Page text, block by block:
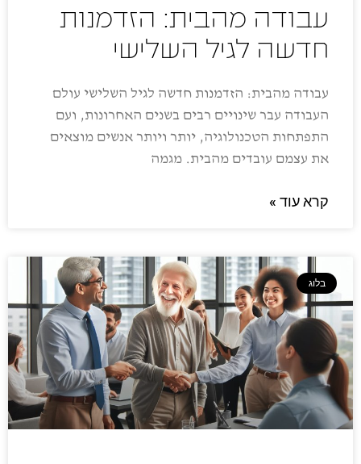
עבודה מהבית: הזדמנות
חדשה לגיל השלישי
עבודה מהבית: הזדמנות חדשה לגיל השלישי עולם
העבודה עבר שינויים רבים בשנים האחרונות, ועם
התפתחות הטכנולוגיה, יותר ויותר אנשים מוצאים
את עצמם עובדים מהבית. מגמה
קרא עוד »
בלוג